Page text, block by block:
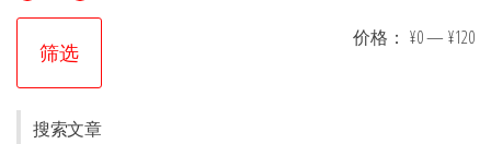
筛选
价格： ¥0— ¥120
搜索文章